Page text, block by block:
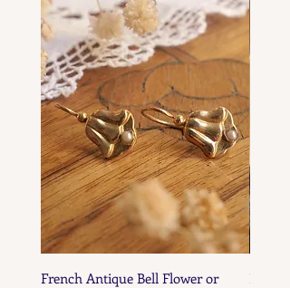
French Antique Bell Flower or